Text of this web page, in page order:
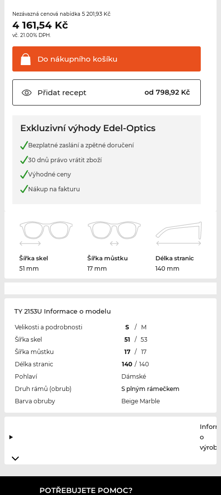
Nezávazná cenová nabídka 5 201,93 Kč
4 161,54Kč
vč. 21.00% DPH.
Do nákupního košíku
Přidatrecept od 798,92 Kč
Exkluzivní výhody Edel-Optics
Bezplatné zaslání a zpětné doručení
30 dnů právo vrátit zboží
Výhodné ceny
Nákup na fakturu
Šířka skel
51 mm
Šířka můstku
17 mm
Délka stranic
140 mm
TY 2153U Informace o modelu
Velikosti a podrobnosti S /
M
Šířka skel
51 / 53
Šířka můstku
17 /
17
Délka stranic
140 / 140
Pohlaví
Dámské
Druh rámů (obrub)
S plným rámečkem
Barva obruby
Beige Marble
o
POTŘEBUJETE POMOC?